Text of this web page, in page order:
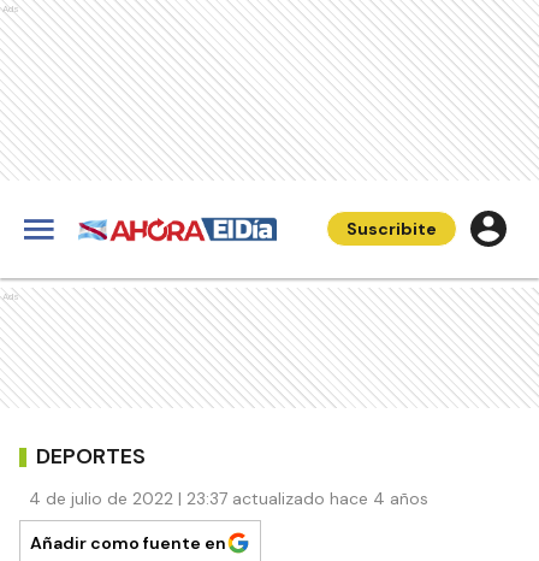
Ads
Suscribite
Ads
DEPORTES
4 de julio de 2022 | 23:37 actualizado hace 4 años
Añadir como fuente en